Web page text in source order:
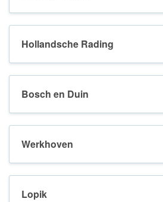
Hollandsche Rading
Bosch en Duin
Werkhoven
Lopik